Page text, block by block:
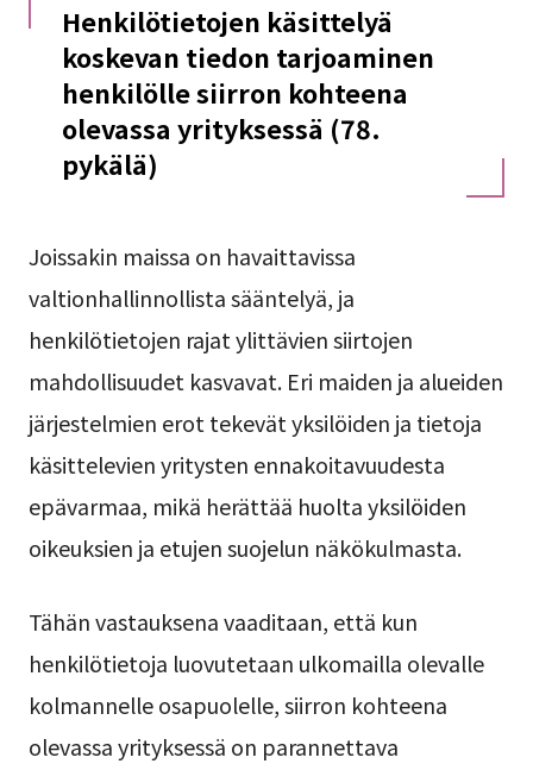
Henkilötietojen käsittelyä
koskevan tiedon tarjoaminen
henkilölle siirron kohteena
olevassa yrityksessä (78.
pykälä)
Joissakin maissa on havaittavissa
valtionhallinnollista sääntelyä, ja
henkilötietojen rajat ylittävien siirtojen
mahdollisuudet kasvavat. Eri maiden ja alueiden
järjestelmien erot tekevät yksilöiden ja tietoja
käsittelevien yritysten ennakoitavuudesta
epävarmaa, mikä herättää huolta yksilöiden
oikeuksien ja etujen suojelun näkökulmasta.
Tähän vastauksena vaaditaan, että kun
henkilötietoja luovutetaan ulkomailla olevalle
kolmannelle osapuolelle, siirron kohteena
olevassa yrityksessä on parannettava